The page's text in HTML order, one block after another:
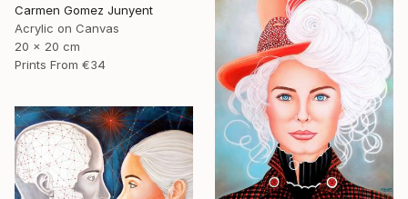
Carmen Gomez Junyent
Acrylic on Canvas
20 x 20 cm
Prints From €34